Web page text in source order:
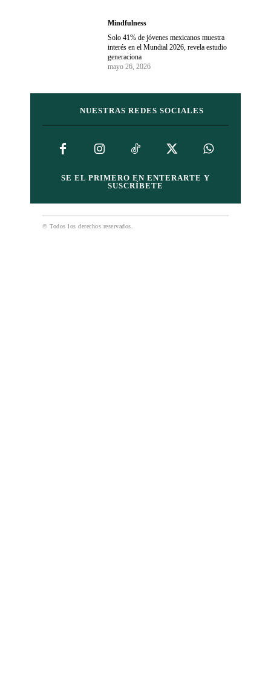
Mindfulness
Solo 41% de jóvenes mexicanos muestra
interés en el Mundial 2026, revela estudio
generaciona
mayo 26, 2026
NUESTRAS REDES SOCIALES
SE EL PRIMERO EN ENTERARTE Y
SUSCRÍBETE
© Todos los derechos reservados.